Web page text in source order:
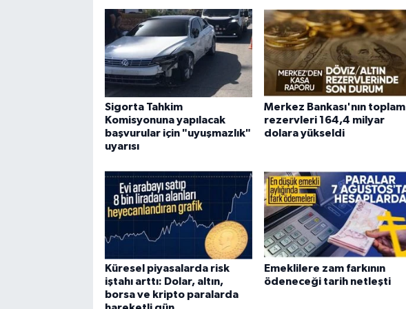
Sigorta Tahkim
Komisyonuna yapılacak
başvurular için "uyuşmazlık"
uyarısı
Merkez Bankası'nın toplam
rezervleri 164,4 milyar
dolara yükseldi
Küresel piyasalarda risk
iştahı arttı: Dolar, altın,
borsa ve kripto paralarda
Emeklilere zam farkının
ödeneceği tarih netleşti